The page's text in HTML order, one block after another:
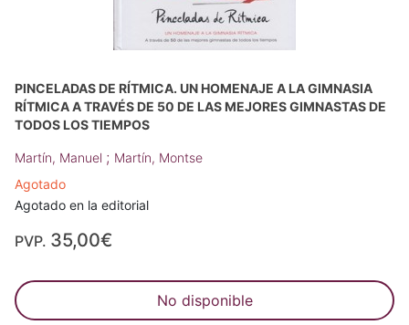
PINCELADAS DE RÍTMICA. UN HOMENAJE A LA GIMNASIA
RÍTMICA A TRAVÉS DE 50 DE LAS MEJORES GIMNASTAS DE
TODOS LOS TIEMPOS
Martín, Manuel ; Martín, Montse
Agotado
Agotado en la editorial
PVP. 35,00€
No disponible